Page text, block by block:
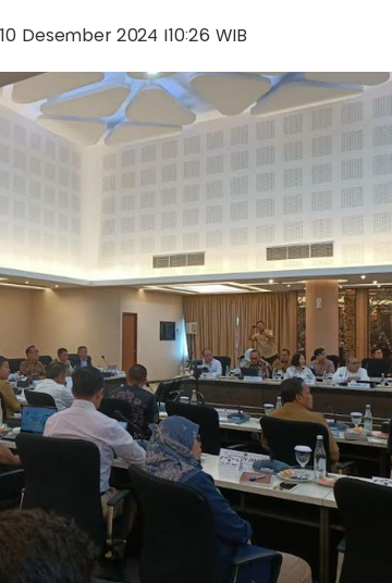
Desember 2024 |10:26 WIB